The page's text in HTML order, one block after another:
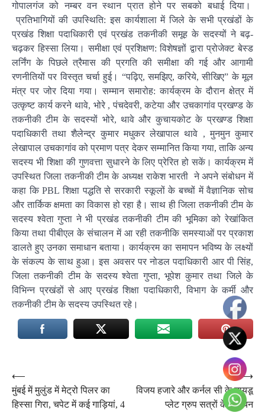
गोपालगंज को नम्बर वन स्थान प्रात होने पर सबको बधाई दिया।
प्रतिभागियों की उपस्थिति: इस कार्यशाला में जिले के सभी प्रखंडों के
प्रखंड शिक्षा पदाधिकारी एवं प्रखंड तकनीकी समूह के सदस्यों ने बढ़-
चढ़कर हिस्सा लिया। समीक्षा एवं प्रशिक्षण: विशेषज्ञों द्वारा प्रोजेक्ट बेस्ड
लर्निंग के पिछले त्रैमास की प्रगति की समीक्षा की गई और आगामी
रणनीतियों पर विस्तृत चर्चा हुई। “पढ़िए, समझिए, करिये, सीखिए” के मूल
मंत्र पर जोर दिया गया। सम्मान समारोह: कार्यक्रम के दौरान क्षेत्र में
उत्कृष्ट कार्य करने थावे, भोरे , पंचदेवरी, कटेया और उचकागांव प्रखण्ड के
तकनीकी टीम के सदस्यों भोरे, थावे और कुचायकोट के प्रखण्ड शिक्षा
पदाधिकारी तथा शैलेन्द्र कुमार मधुकर लेखापाल थावे , मुनमुन कुमार
लेखापाल उचकागांव को प्रमाण पत्र देकर सम्मानित किया गया, ताकि अन्य
सदस्य भी शिक्षा की गुणवत्ता सुधारने के लिए प्रेरित हो सकें। कार्यक्रम में
उपस्थित जिला तकनीकी टीम के अध्यक्ष राकेश भारती ने अपने संबोधन में
कहा कि PBL शिक्षा पद्धति से सरकारी स्कूलों के बच्चों में वैज्ञानिक सोच
और तार्किक क्षमता का विकास हो रहा है। साथ ही जिला तकनीकी टीम के
सदस्य श्वेता गुप्ता ने भी प्रखंड तकनीकी टीम की भूमिका को रेखांकित
किया तथा पीबीएल के संचालन में आ रही तकनीकि समस्याओं पर प्रकाश
डालते हुए उनका समाधान बताया। कार्यक्रम का समापन भविष्य के लक्ष्यों
के संकल्प के साथ हुआ। इस अवसर पर नोडल पदाधिकारी आर पी सिंह,
जिला तकनीकी टीम के सदस्य श्वेता गुप्ता, भूपेश कुमार तथा जिले के
विभिन्न प्रखंडों से आए प्रखंड शिक्षा पदाधिकारी, विभाग के कर्मी और
तकनीकी टीम के सदस्य उपस्थित रहे।
Post
navigation
⟵
मुंबई में मुलुंड में मेट्रो पिलर का
हिस्सा गिरा, चपेट में कई गाड़ियां, 4
विजय हजारे और कर्नल सी के नायडू
प्लेट ग्रुप सत्रों के चैंपियन
⟶